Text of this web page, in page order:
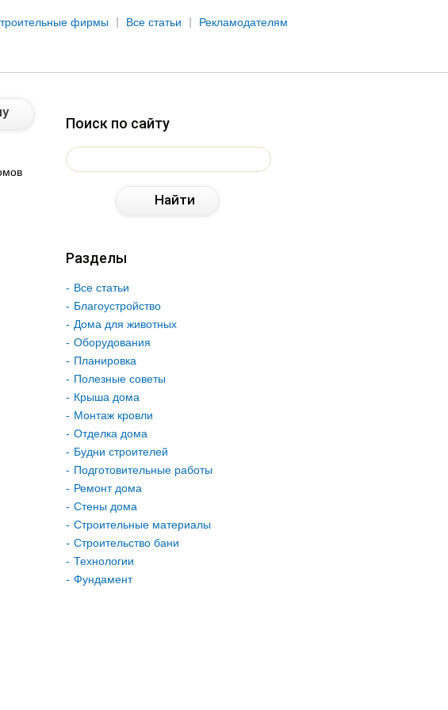
фирмы Все статьи Рекламодателям
Поиск по сайту
Разделы
Все статьи
Благоустройство
Дома для животных
Оборудования
Планировка
Полезные советы
Крыша дома
Монтаж кровли
Отделка дома
Будни строителей
Подготовительные работы
Ремонт дома
Стены дома
Строительные материалы
Строительство бани
Технологии
Фундамент